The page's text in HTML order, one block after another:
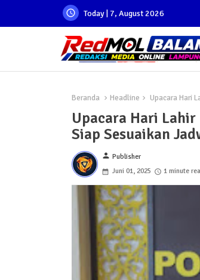
Today | 7, August 2026
Beranda Headline Upacara Hari
Upacara Hari
Siap Sesuaikan
person Publisher
Juni 01, 2025
1 minute